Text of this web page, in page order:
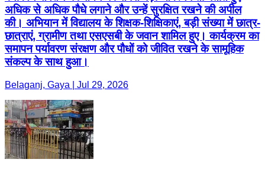
अधिक से अधिक पौधे लगाने और उन्हें सुरक्षित रखने की अपील
की। अभियान में विद्यालय के शिक्षक-शिक्षिकाएं, बड़ी संख्या में छात्र-
छात्राएं, ग्रामीण तथा एसएसबी के जवान शामिल हुए। कार्यक्रम का
समापन पर्यावरण संरक्षण और पौधों को जीवित रखने के सामूहिक
संकल्प के साथ हुआ।
Belaganj, Gaya | Jul 29, 2026